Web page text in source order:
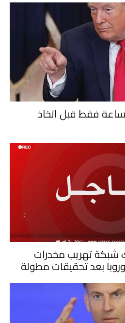
ترامب يحذر إيران: 48 ساعة فقط قبل اتخاذ
شبكة تهريب مخدرات
بعد تحقيقات مطولة